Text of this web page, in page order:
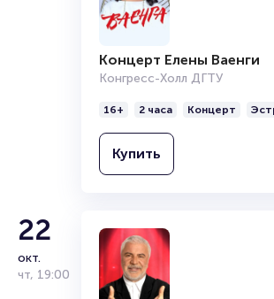
Концерт Елены Ваенги
Конгресс-Холл ДГТУ
16+ 2 часа Концерт
Купить
22
окт.
чт, 19:00